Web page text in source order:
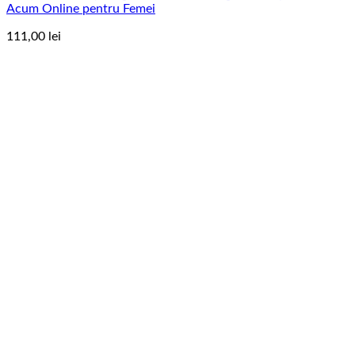
pagina
Acum Online pentru Femei
111,00 lei